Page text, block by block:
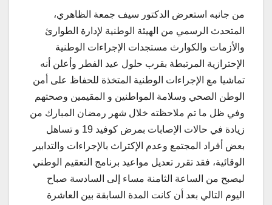
من جانبه استعرض الدكتور سيف جمعة الظاهري،
المتحدث الرسمي من الهيئة الوطنية لإدارة الطوارئ
والأزمات والكوارث مستجدات الإجراءات الوطنية
الإحترازية المرتبطة بقرب حلول عيد الفطر وأعلن أنه
تماشيا مع الإجراءات الوطنية المتخذة للحفاظ على أمن
الوطن الصحي وسلامة المواطنين و المقيمين وصحتهم
وفي ظل ما تم ملاحظته خلال شهر رمضان المبارك من
زيادة في حالات الإصابات بمرض كوفيد 19 و تساهل
بعض أفراد المجتمع وعدم الإكتراث بالإجراءات والتدابير
الوقائية، فقد تقرر تعديل مواعيد برنامج التعقيم الوطني
ليصبح من الساعة الثامنة مساء إلى السادسة صباح
اليوم التالي بعد أن كانت المدة السابقة بين العاشرة